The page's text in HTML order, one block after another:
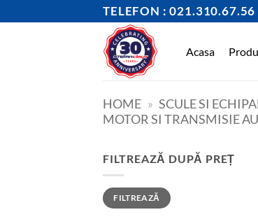
to
TELEFON : 021.310.67.56
Acasa
HOME » SCULE SI
MOTOR SI TRANSMISIE
FILTREAZĂ DUPĂ PREȚ
Preț
minim
Preț
maxim
FILTREAZĂ